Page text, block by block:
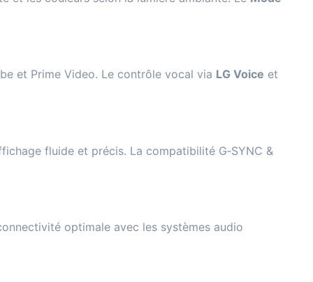
et Prime Video. Le contrôle vocal via LG Voice et
fluide et précis. La compatibilité G‑SYNC &
optimale avec les systèmes audio